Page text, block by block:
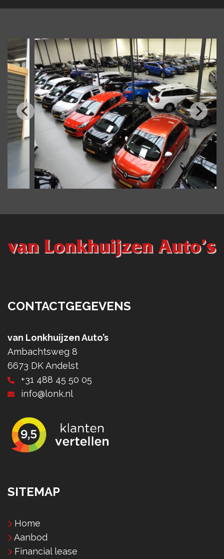
CONTACTGEGEVENS
van Lonkhuijzen Auto’s
Ambachtsweg 8
6673 DK Andelst
+31 488 45 50 05
info@lonk.nl
SITEMAP
Home
Aanbod
Financial lease